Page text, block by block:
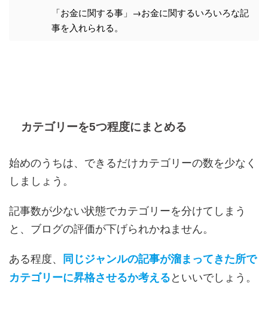
「お金に関する事」→お金に関するいろいろな記
事を入れられる。
カテゴリーを5つ程度にまとめる
始めのうちは、できるだけカテゴリーの数を少なく
しましょう。
記事数が少ない状態でカテゴリーを分けてしまう
と、ブログの評価が下げられかねません。
ある程度、 同じジャンルの記事が溜まってきた所で
カテゴリーに昇格させるか考えるといいでしょう。